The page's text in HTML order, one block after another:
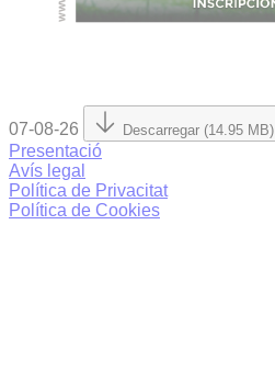
07-08-26 Descarregar (14.95 MB)
Presentació
Avís legal
Política de Privacitat
Política de Cookies